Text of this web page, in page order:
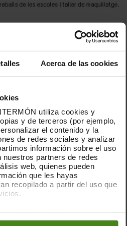
Acerca de las cookies
utiliza cookies y
y de terceros (por ejemplo,
el contenido y la
de redes sociales y analizar
información sobre el uso
nuestros partners de redes
web, quienes pueden
que les hayas
recopilado a partir del uso que
a nuestraPolítica de Cookieso